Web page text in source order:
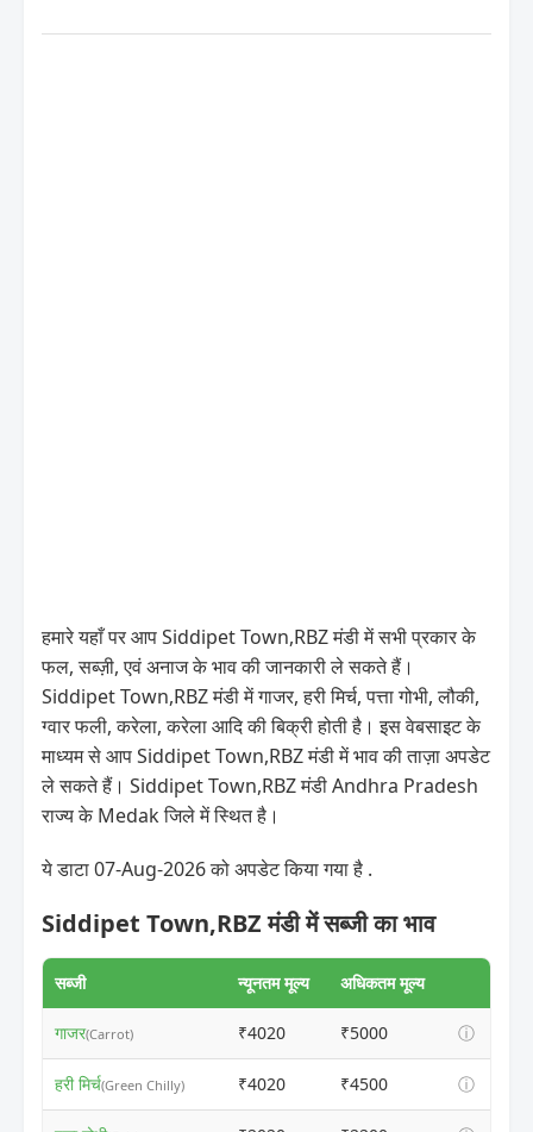
हमारे यहाँ पर आप Siddipet Town,RBZ मंडी में सभी प्रकार के
फल, सब्ज़ी, एवं अनाज के भाव की जानकारी ले सकते हैं।
Siddipet Town,RBZ मंडी में गाजर, हरी मिर्च, पत्ता गोभी, लौकी,
ग्वार फली, करेला, करेला आदि की बिक्री होती है। इस वेबसाइट के
माध्यम से आप Siddipet Town,RBZ मंडी में भाव की ताज़ा अपडेट
ले सकते हैं। Siddipet Town,RBZ मंडी Andhra Pradesh
राज्य के Medak जिले में स्थित है।
ये डाटा 07-Aug-2026 को अपडेट किया गया है .
Siddipet Town,RBZ मंडी में सब्जी का भाव
सब्जी न्यूनतम मूल्य अधिकतम मूल्य
गाजर(Carrot) ₹4020 ₹5000 ⓘ
हरी मिर्च(Green Chilly) ₹4020 ₹4500 ⓘ